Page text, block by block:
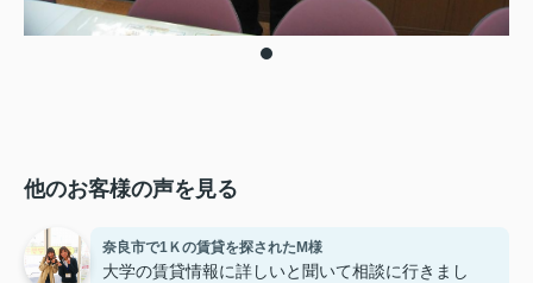
他のお客様の声を見る
奈良市で1Ｋの賃貸を探されたM様
大学の賃貸情報に詳しいと聞いて相談に行きまし